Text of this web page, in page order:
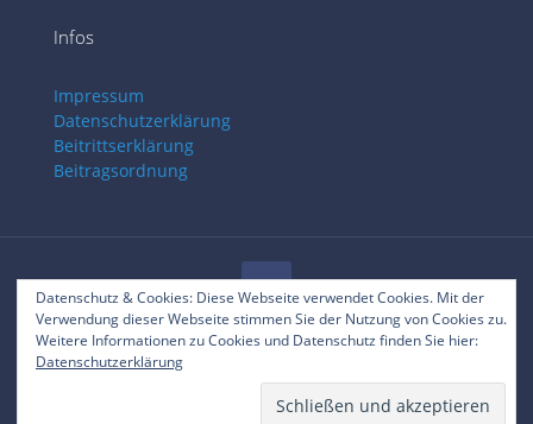
Infos
Impressum
Datenschutzerklärung
Beitrittserklärung
Beitragsordnung
Datenschutz & Cookies: Diese Webseite verwendet Cookies. Mit der
Verwendung dieser Webseite stimmen Sie der Nutzung von Cookies zu.
Weitere Informationen zu Cookies und Datenschutz finden Sie hier:
Datenschutzerklärung
© 2025 RVC Gilching